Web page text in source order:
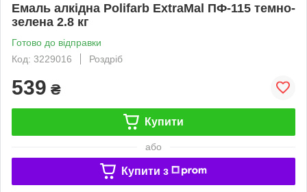
Емаль алкідна Polifarb ExtraMal ПФ-115 темно-
зелена 2.8 кг
Готово до відправки
Код: 3229016
Роздріб
539 ₴
Купити
або
Купити з